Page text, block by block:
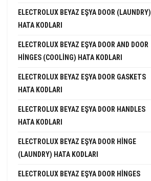
ELECTROLUX BEYAZ EŞYA DOOR (LAUNDRY)
HATA KODLARI
ELECTROLUX BEYAZ EŞYA DOOR AND DOOR
HINGES (COOLING) HATA KODLARI
ELECTROLUX BEYAZ EŞYA DOOR GASKETS
HATA KODLARI
ELECTROLUX BEYAZ EŞYA DOOR HANDLES
HATA KODLARI
ELECTROLUX BEYAZ EŞYA DOOR HINGE
(LAUNDRY) HATA KODLARI
ELECTROLUX BEYAZ EŞYA DOOR HINGES